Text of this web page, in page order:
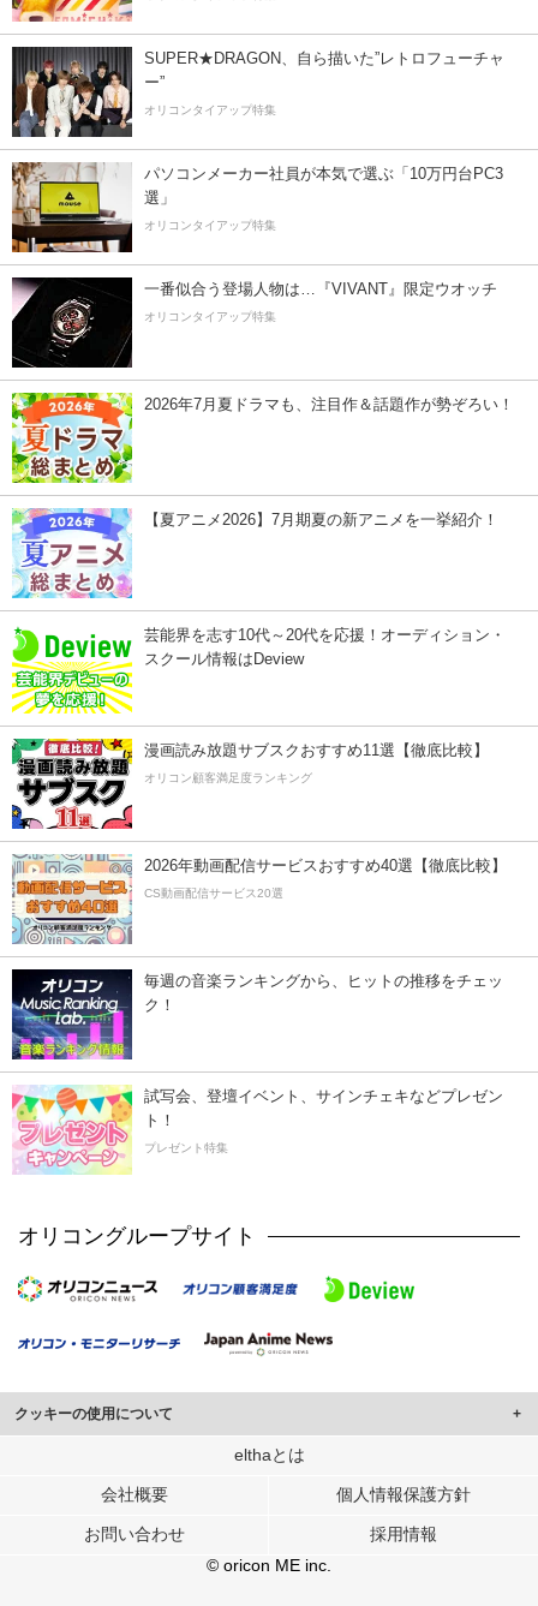
SUPER★DRAGON、自ら描いた”レトロフューチャ
ー”
オリコンタイアップ特集
パソコンメーカー社員が本気で選ぶ「10万円台PC3
選」
オリコンタイアップ特集
一番似合う登場人物は…『VIVANT』限定ウオッチ
オリコンタイアップ特集
2026年7月夏ドラマも、注目作＆話題作が勢ぞろい！
【夏アニメ2026】7月期夏の新アニメを一挙紹介！
芸能界を志す10代～20代を応援！オーディション・
スクール情報はDeview
漫画読み放題サブスクおすすめ11選【徹底比較】
オリコン顧客満足度ランキング
2026年動画配信サービスおすすめ40選【徹底比較】
CS動画配信サービス20選
毎週の音楽ランキングから、ヒットの推移をチェッ
ク！
試写会、登壇イベント、サインチェキなどプレゼン
ト！
プレゼント特集
オリコングループサイト
クッキーの使用について
このサイトでは Cookie を使用して、ユーザーに合わせたコンテンツや広告の
行っています。
メディアや広告配信、データ解析の各パートナーに提供しています。
各パートナーは、この情報とユーザーが各パートナーに提供した他の情報や、
ユーザーが各パートナーのサービスを使用したときに収集した他の情報を組み
elthaとは
会社概要 個人情報保護方針
お問い合わせ
採用情報
© oricon ME inc.